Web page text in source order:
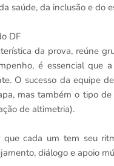
saúde, da inclusão e do
DF
da prova, reúne
é essencial que
O sucesso da equipe
mas também o tipo
de altimetria).
que cada um tem seu
diálogo e apoio